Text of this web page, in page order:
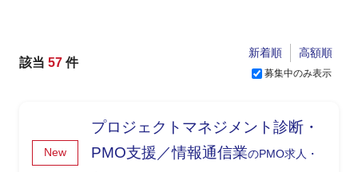
該当 57 件
募集中のみ表示
新着順 高額順
New
プロジェクトマネジメント診断・
PMO支援／情報通信業のPMO求人・